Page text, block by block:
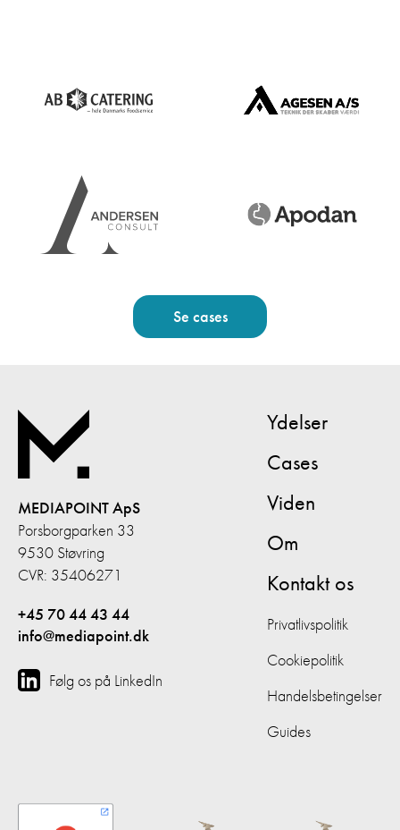
Se cases
MEDIAPOINT ApS
Porsborgparken 33
9530 Støvring
CVR: 35406271
+45 70 44 43 44
info@mediapoint.dk
Følg os på LinkedIn
Ydelser
Cases
Viden
Om
Kontakt os
Privatlivspolitik
Cookiepolitik
Handelsbetingelser
Guides